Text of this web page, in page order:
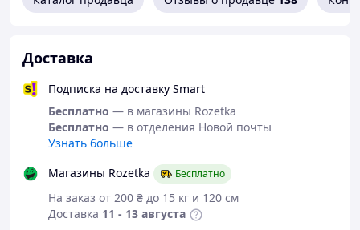
✅ Качественный металл и покраска
✅ Идея для подарка и сувенира
✅ Компактный размер
✅ Долговечность
Доставка
Подписка на доставку Smart
Бесплатно — в магазины Rozetka
Бесплатно — в отделения Новой почты
Узнать больше
Магазины Rozetka
Бесплатно
На заказ от 200 ₴ до 15 кг и 120 см
Доставка 11 - 13 августа